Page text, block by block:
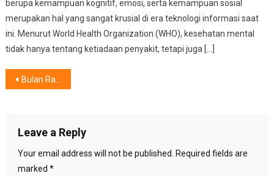
berupa kemampuan kognitif, emosi, serta kemampuan sosial
merupakan hal yang sangat krusial di era teknologi informasi saat
ini. Menurut World Health Organization (WHO), kesehatan mental
tidak hanya tentang ketiadaan penyakit, tetapi juga […]
Post
Bulan Ramadan, Kehangatan Dengan Pasangan dan Keluarga Melekat Beriring Susu Pilihan.
Leave a Reply
Your email address will not be published.
Required fields are
marked *